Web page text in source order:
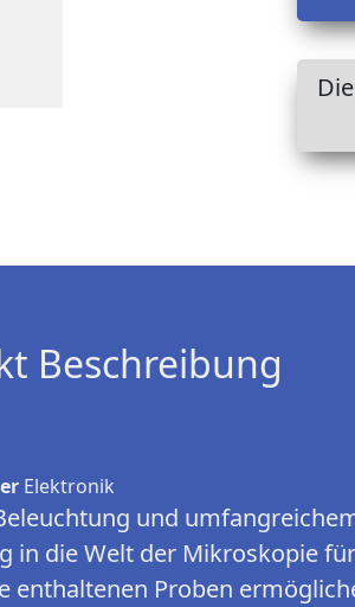
Beschreibung
Elektronik
und
in die Welt der Mikroskopie
enthaltenen Proben